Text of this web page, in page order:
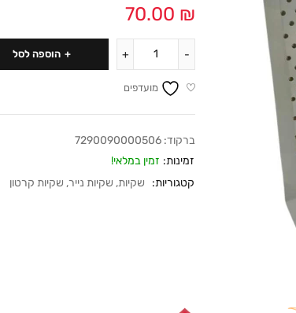
70.00 ₪
הוספה לסל
מועדפים
ברקוד: 7290090000506
זמינות: זמין במלאי!
קטגוריות:
שקיות, שקיות נייר, שקיות קרטון